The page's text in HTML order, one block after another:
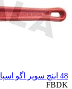
48 اینچ سوپر اگو اسپانیا Super EGO
FBDK